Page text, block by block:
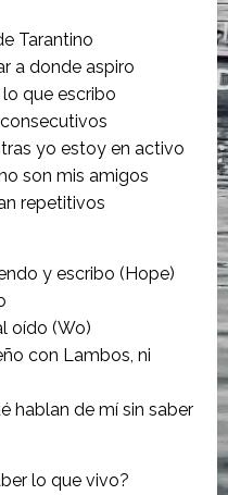
Tarantino
a donde aspiro
que escribo
yo estoy en activo
son mis amigos
repetitivos
y escribo (Hope)
oído (Wo)
con Lambos, ni
hablan de mí sin saber
lo que vivo?